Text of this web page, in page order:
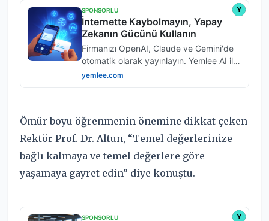
Ömür boyu öğrenmenin önemine dikkat çeken
Rektör Prof. Dr. Altun, “Temel değerlerinize
bağlı kalmaya ve temel değerlere göre
yaşamaya gayret edin” diye konuştu.